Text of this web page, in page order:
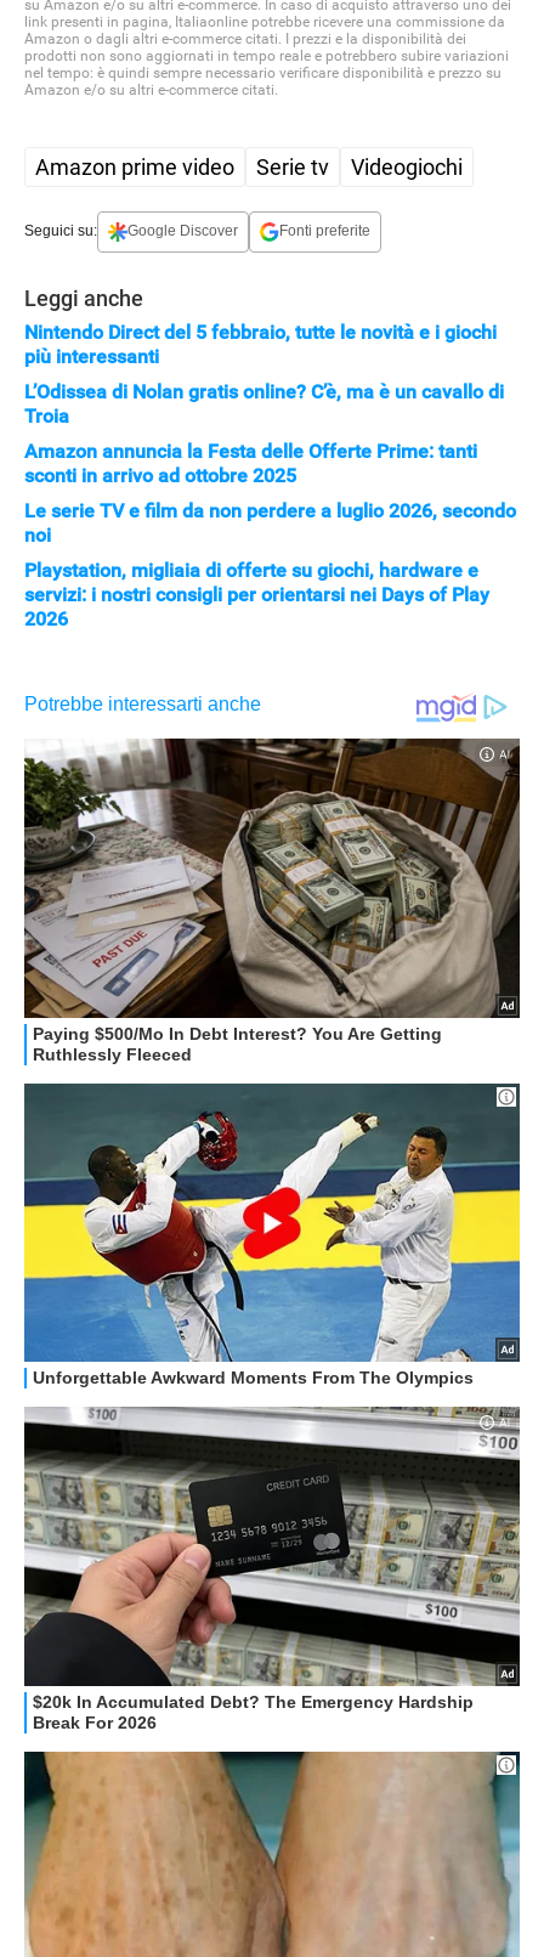
APPLE
su Amazon e/o su altri e-commerce. In caso di acquisto attraverso uno dei
link presenti in pagina, Italiaonline potrebbe ricevere una commissione da
Amazon o dagli altri e-commerce citati. I prezzi e la disponibilità dei
prodotti non sono aggiornati in tempo reale e potrebbero subire variazioni
nel tempo: è quindi sempre necessario verificare disponibilità e prezzo su
Amazon e/o su altri e-commerce citati.
Amazon prime video Serie tv Videogiochi
Seguici su: Google Discover Fonti preferite
Leggi anche
Nintendo Direct del 5 febbraio, tutte le novità e i giochi
più interessanti
L’Odissea di Nolan gratis online? C’è, ma è un cavallo di
Troia
Amazon annuncia la Festa delle Offerte Prime: tanti
sconti in arrivo ad ottobre 2025
Le serie TV e film da non perdere a luglio 2026, secondo
noi
Playstation, migliaia di offerte su giochi, hardware e
servizi: i nostri consigli per orientarsi nei Days of Play
2026